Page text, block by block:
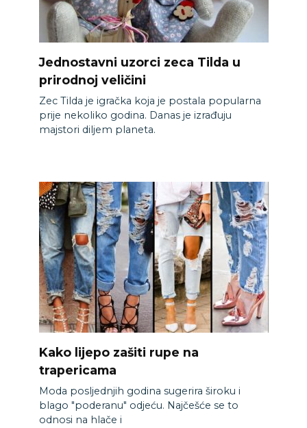
Jednostavni uzorci zeca Tilda u
prirodnoj veličini
Zec Tilda je igračka koja je postala popularna
prije nekoliko godina. Danas je izrađuju
majstori diljem planeta.
Kako lijepo zašiti rupe na
trapericama
Moda posljednjih godina sugerira široku i
blago "poderanu" odjeću. Najčešće se to
odnosi na hlače i